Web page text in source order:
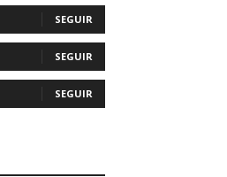
SEGUIR
SEGUIR
SEGUIR